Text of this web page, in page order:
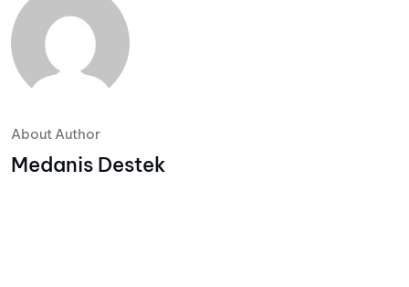
About Author
Medanis Destek